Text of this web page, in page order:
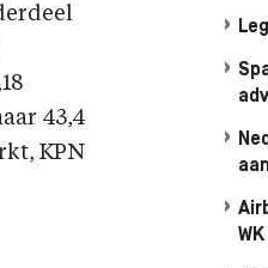
43,4
KPN
WK